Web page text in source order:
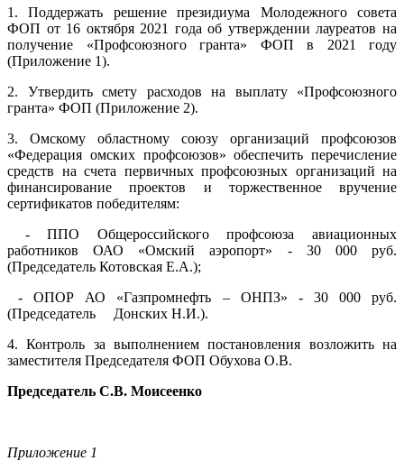
1. Поддержать решение президиума Молодежного совета
ФОП от 16 октября 2021 года об утверждении лауреатов на
получение «Профсоюзного гранта» ФОП в 2021 году
(Приложение 1).
2. Утвердить смету расходов на выплату «Профсоюзного
гранта» ФОП (Приложение 2).
3. Омскому областному союзу организаций профсоюзов
«Федерация омских профсоюзов» обеспечить перечисление
средств на счета первичных профсоюзных организаций на
финансирование проектов и торжественное вручение
сертификатов победителям:
- ППО Общероссийского профсоюза авиационных
работников ОАО «Омский аэропорт» - 30 000 руб.
(Председатель Котовская Е.А.);
- ОПОР АО «Газпромнефть – ОНПЗ» - 30 000 руб.
(Председатель Донских Н.И.).
4. Контроль за выполнением постановления возложить на
заместителя Председателя ФОП Обухова О.В.
Председатель С.В. Моисеенко
Приложение 1